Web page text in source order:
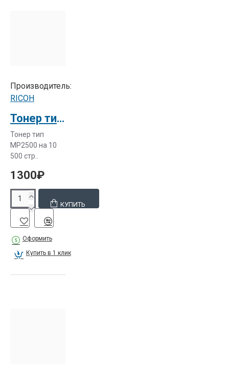
Производитель:
RICOH
Тонер тип MP2500
Тонер тип
MP2500 на 10
500 стр..
1300₽
КУПИТЬ
Оформить
Купить в 1 клик